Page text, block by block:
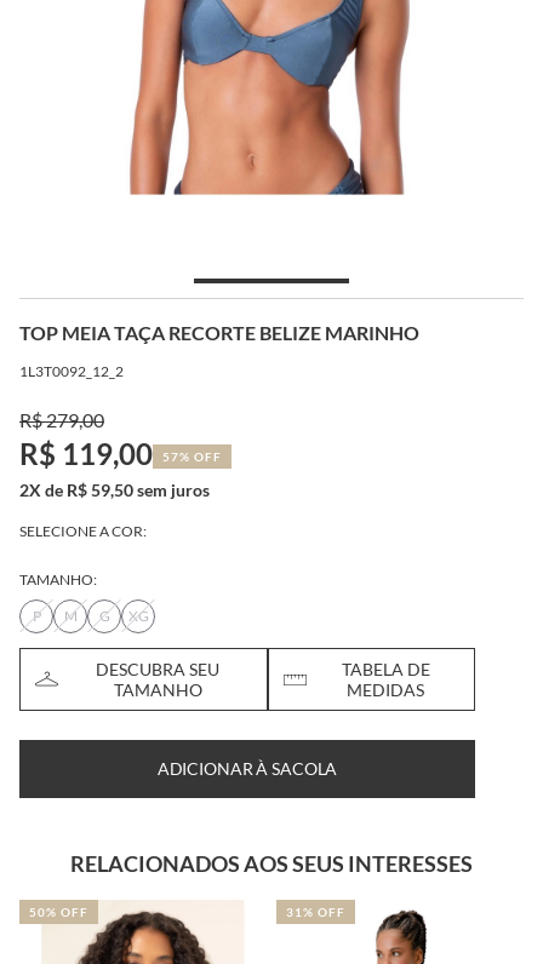
TOP MEIA TAÇA RECORTE BELIZE MARINHO
1L3T0092_12_2
R$ 279,00
R$ 119,00 57% OFF
2X de R$ 59,50 sem juros
SELECIONE A COR:
TAMANHO:
P
M G XG
DESCUBRA SEU
TAMANHO
TABELA DE
MEDIDAS
ADICIONAR À SACOLA
RELACIONADOS AOS SEUS INTERESSES
31% OFF